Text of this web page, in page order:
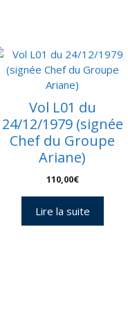
C
41
Vol L01 du
24/12/1979 (signée
Chef du Groupe
Ariane)
110,00€
Lire la suite